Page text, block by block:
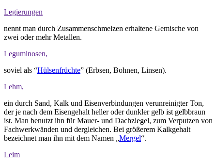
Legierungen
nennt man durch Zusammenschmelzen erhaltene Gemische von
zwei oder mehr Metallen.
Leguminosen,
soviel als “Hülsenfrüchte” (Erbsen, Bohnen, Linsen).
Lehm,
ein durch Sand, Kalk und Eisenverbindungen verunreinigter Ton,
der je nach dem Eisengehalt heller oder dunkler gelb ist gelbbraun
ist. Man benutzt ihn für Mauer- und Dachziegel, zum Verputzen von
Fachwerkwänden und dergleichen. Bei größerem Kalkgehalt
bezeichnet man ihn mit dem Namen „Mergel“.
Leim